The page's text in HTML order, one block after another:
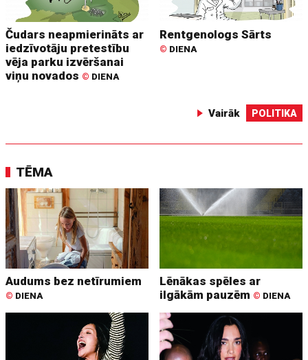
Čudars neapmierināts ar
iedzīvotāju pretestību
vēja parku izvēršanai
viņu novados © DIENA
Rentgenologs Sārts
© DIENA
Vairāk POLITIKA
TĒMA
Audums bez netīrumiem
© DIENA
Lēnākas spēles ar
ilgākām pauzēm © DIENA